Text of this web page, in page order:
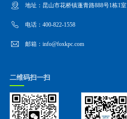
地址：昆山市花桥镇蓬青路888号1栋1室
电话：400-822-1558
邮箱：info@foxkpc.com
二维码扫一扫